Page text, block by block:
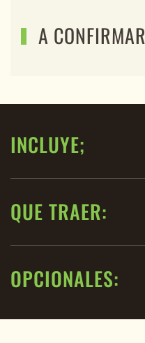
A CONFIRMAR
INCLUYE;
QUE TRAER:
OPCIONALES: